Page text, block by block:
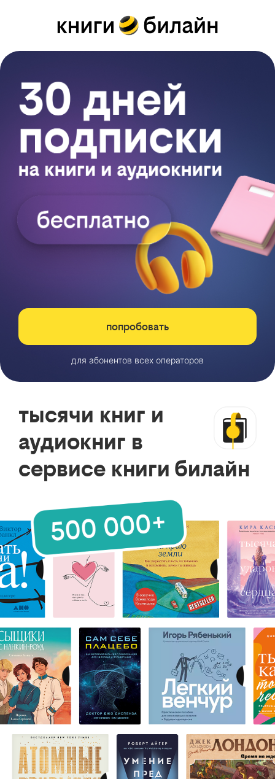
попробовать
для абонентов всех операторов
тысячи книг и
аудиокниг в
сервисе книги билайн